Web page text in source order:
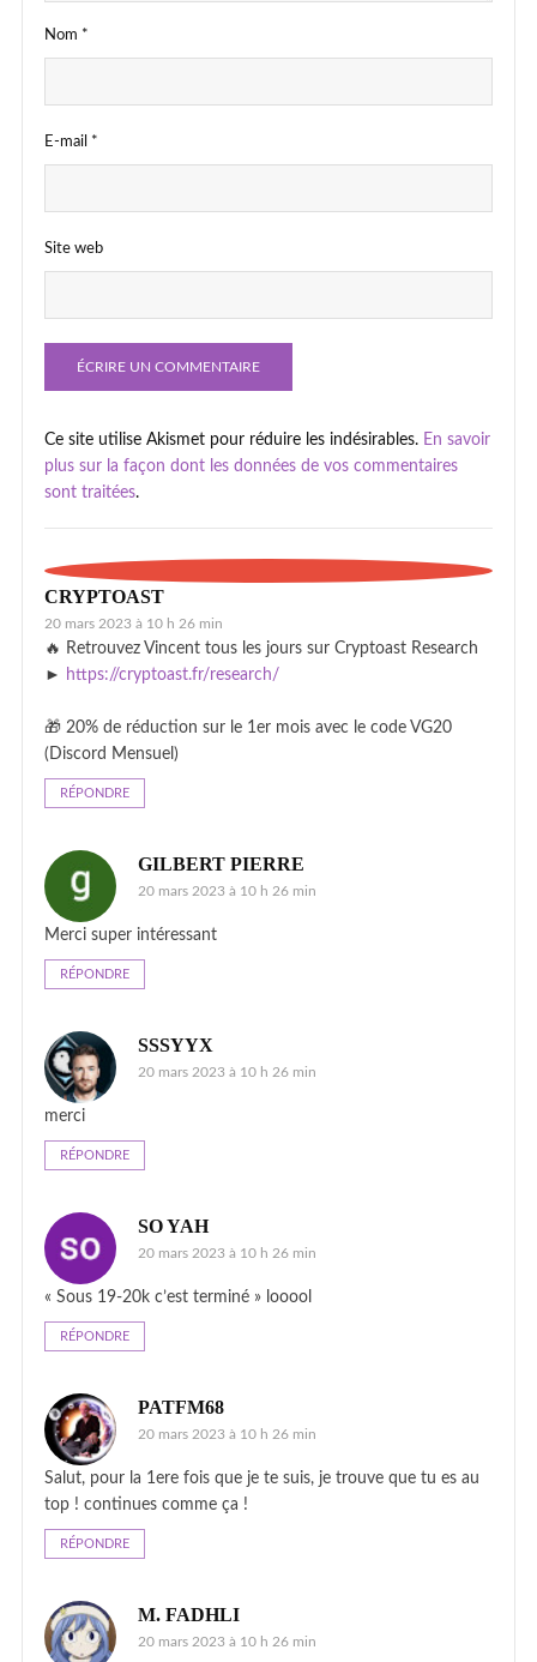
Nom *
E-mail *
Site web
Ce site utilise Akismet pour réduire les indésirables. En savoir
plus sur la façon dont les données de vos commentaires
sont traitées.
CRYPTOAST
20 mars 2023 à 10 h 26 min
🔥 Retrouvez Vincent tous les jours sur Cryptoast Research
►
https://cryptoast.fr/research/
🎁 20% de réduction sur le 1er mois avec le code VG20
(Discord Mensuel)
RÉPONDRE
GILBERT PIERRE
20 mars 2023 à 10 h 26 min
Merci super intéressant
RÉPONDRE
SSSYYX
20 mars 2023 à 10 h 26 min
merci
RÉPONDRE
SO YAH
20 mars 2023 à 10 h 26 min
« Sous 19-20k c’est terminé » looool
RÉPONDRE
PATFM68
20 mars 2023 à 10 h 26 min
Salut, pour la 1ere fois que je te suis, je trouve que tu es au
top ! continues comme ça !
RÉPONDRE
M. FADHLI
20 mars 2023 à 10 h 26 min